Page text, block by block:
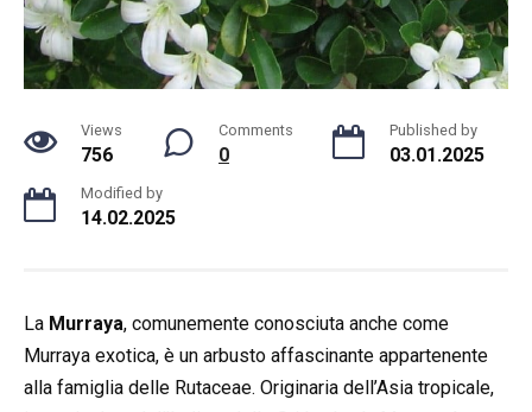
Views
756
Comments
0
Published by
03.01.2025
Modified by
14.02.2025
La Murraya, comunemente conosciuta anche come
Murraya exotica, è un arbusto affascinante appartenente
alla famiglia delle Rutaceae. Originaria dell’Asia tropicale,